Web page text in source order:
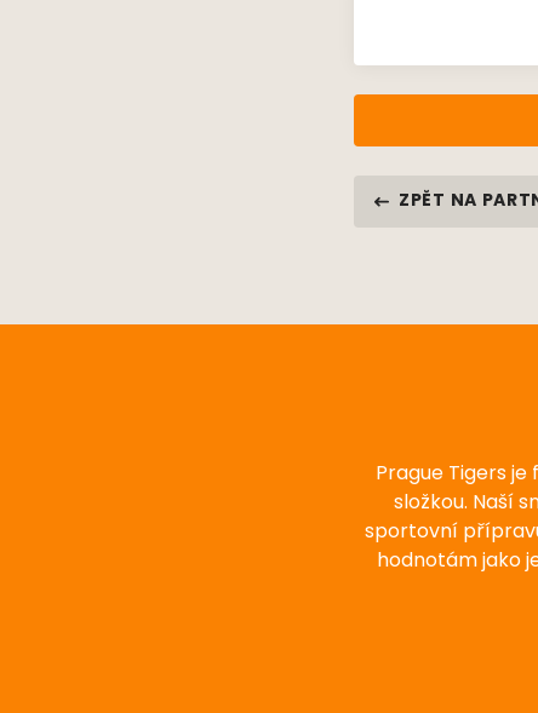
ZPĚT NA
Prague Tigers
složkou. Naší
sportovní
hodnotám jako